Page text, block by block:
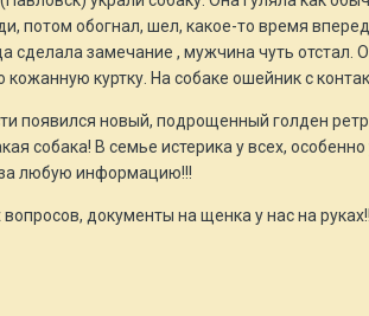
потом обогнал, шел, какое-то время
сделала замечание , мужчина чуть отстал.
куртку. На собаке ошейник с
появился новый, подрощенный голден
собака! В семье истерика у всех,
любую информацию!!!
документы на щенка у нас на